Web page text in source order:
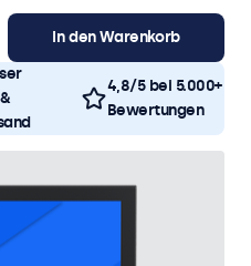
In den Warenkorb
4,8/5 bei 5.000+
Bewertungen